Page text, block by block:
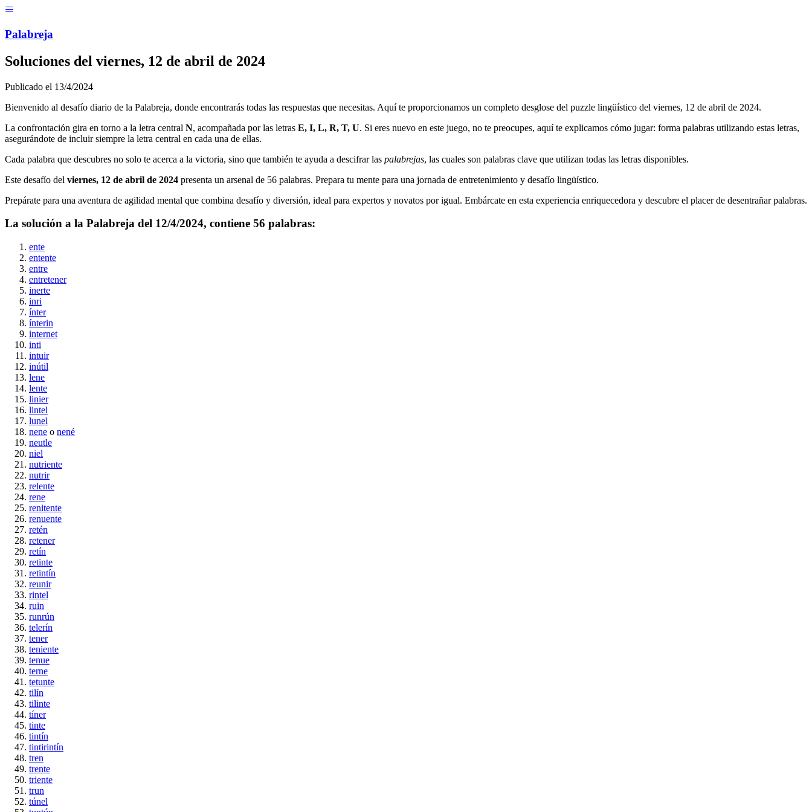
Palabreja
Soluciones del viernes, 12 de abril de 2024
Publicado el 13/4/2024
Bienvenido al desafío diario de la Palabreja, donde encontrarás todas las respuestas que necesitas. Aquí te proporcionamos un completo desglose del puzzle lingüístico del viernes, 12 de abril de 2024.
La confrontación gira en torno a la letra central N, acompañada por las letras E, I, L, R, T, U. Si eres nuevo en este juego, no te preocupes, aquí te explicamos cómo jugar: forma palabras utilizando estas letras,
asegurándote de incluir siempre la letra central en cada una de ellas.
Cada palabra que descubres no solo te acerca a la victoria, sino que también te ayuda a descifrar las palabrejas, las cuales son palabras clave que utilizan todas las letras disponibles.
Este desafío del viernes, 12 de abril de 2024 presenta un arsenal de 56 palabras. Prepara tu mente para una jornada de entretenimiento y desafío lingüístico.
Prepárate para una aventura de agilidad mental que combina desafío y diversión, ideal para expertos y novatos por igual. Embárcate en esta experiencia enriquecedora y descubre el placer de desentrañar palabras.
La solución a la Palabreja del 12/4/2024, contiene 56 palabras:
ente
entente
entre
entretener
inerte
inri
ínter
ínterin
internet
inti
intuir
inútil
lene
lente
linier
lintel
lunel
nene o nené
neutle
niel
nutriente
nutrir
relente
rene
renitente
renuente
retén
retener
retín
retinte
retintín
reunir
rintel
ruin
runrún
telerín
tener
teniente
tenue
terne
tetunte
tilín
tilinte
tíner
tinte
tintín
tintirintín
tren
trente
triente
trun
túnel